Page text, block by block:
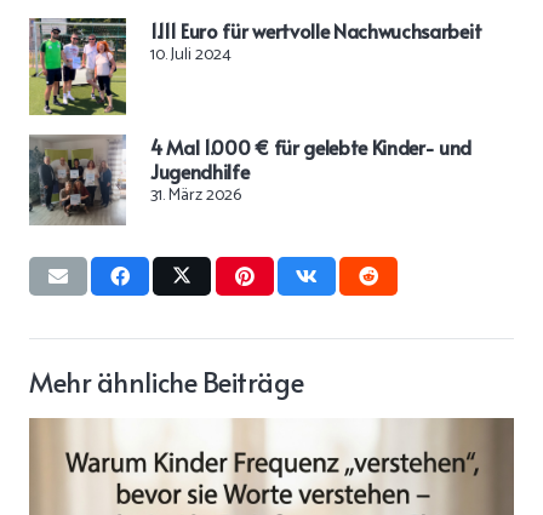
1.111 Euro für wertvolle Nachwuchsarbeit
10. Juli 2024
4 Mal 1.000 € für gelebte Kinder- und
Jugendhilfe
31. März 2026
Mehr ähnliche Beiträge